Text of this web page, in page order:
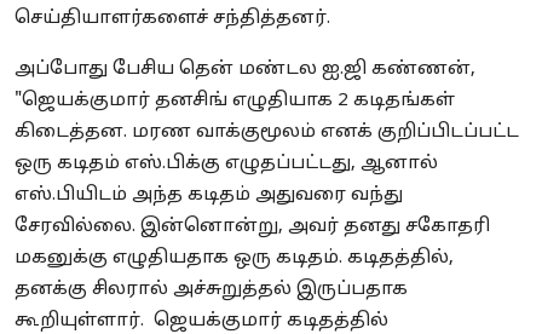
செய்தியாளர்களைச் சந்தித்தனர்.
அப்போது பேசிய தென் மண்டல ஐ.ஜி கண்ணன்,
"ஜெயக்குமார் தனசிங் எழுதியாக 2 கடிதங்கள்
கிடைத்தன. மரண வாக்குமூலம் எனக் குறிப்பிடப்பட்ட
ஒரு கடிதம் எஸ்.பிக்கு எழுதப்பட்டது, ஆனால்
எஸ்.பியிடம் அந்த கடிதம் அதுவரை வந்து
சேரவில்லை. இன்னொன்று, அவர் தனது சகோதரி
மகனுக்கு எழுதியதாக ஒரு கடிதம். கடிதத்தில்,
தனக்கு சிலரால் அச்சுறுத்தல் இருப்பதாக
கூறியுள்ளார். ஜெயக்குமார் கடிதத்தில்